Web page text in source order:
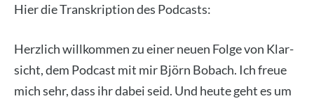
Hier die Tran­skrip­ti­on des Pod­casts:
Herz­lich will­kom­men zu einer neu­en Fol­ge von Klar­
sicht, dem Pod­cast mit mir Björn Bob­ach. Ich freue
mich sehr, dass ihr dabei seid. Und heu­te geht es um